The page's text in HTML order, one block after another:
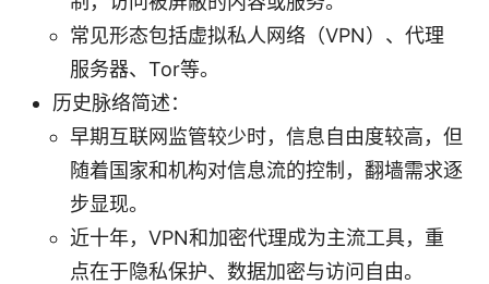
常见形态包括虚拟私人网络（VPN）、代理
服务器、Tor等。
历史脉络简述：
早期互联网监管较少时，信息自由度较高，但
随着国家和机构对信息流的控制，翻墙需求逐
步显现。
近十年，VPN和加密代理成为主流工具，重
点在于隐私保护、数据加密与访问自由。